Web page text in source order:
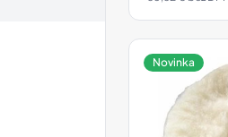
Novinka